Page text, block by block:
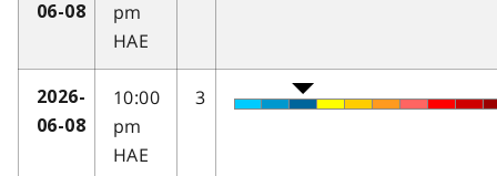
06-08
pm
HAE
2026-
06-08
10:00
pm
HAE
3